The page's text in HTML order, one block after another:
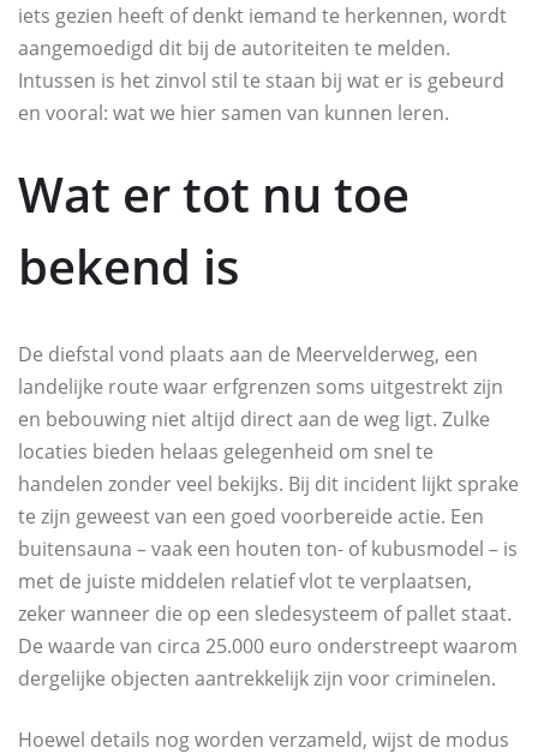
iets gezien heeft of denkt iemand te herkennen, wordt
aangemoedigd dit bij de autoriteiten te melden.
Intussen is het zinvol stil te staan bij wat er is gebeurd
en vooral: wat we hier samen van kunnen leren.
Wat er tot nu toe
bekend is
De diefstal vond plaats aan de Meervelderweg, een
landelijke route waar erfgrenzen soms uitgestrekt zijn
en bebouwing niet altijd direct aan de weg ligt. Zulke
locaties bieden helaas gelegenheid om snel te
handelen zonder veel bekijks. Bij dit incident lijkt sprake
te zijn geweest van een goed voorbereide actie. Een
buitensauna – vaak een houten ton- of kubusmodel – is
met de juiste middelen relatief vlot te verplaatsen,
zeker wanneer die op een sledesysteem of pallet staat.
De waarde van circa 25.000 euro onderstreept waarom
dergelijke objecten aantrekkelijk zijn voor criminelen.
Hoewel details nog worden verzameld, wijst de modus